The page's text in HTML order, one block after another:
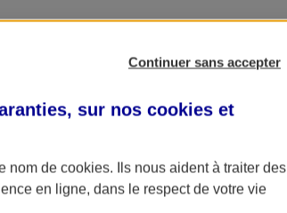
Continuer sans accepter
sur nos cookies et
nom de cookies. Ils nous aident à traiter des
en ligne, dans le respect de votre vie